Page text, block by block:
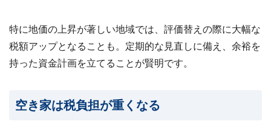
特に地価の上昇が著しい地域では、評価替えの際に大幅な
税額アップとなることも。定期的な見直しに備え、余裕を
持った資金計画を立てることが賢明です。
空き家は税負担が重くなる